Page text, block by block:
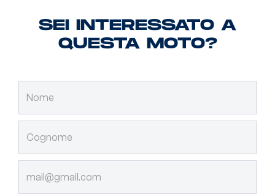
SEI INTERESSATO A
QUESTA MOTO?